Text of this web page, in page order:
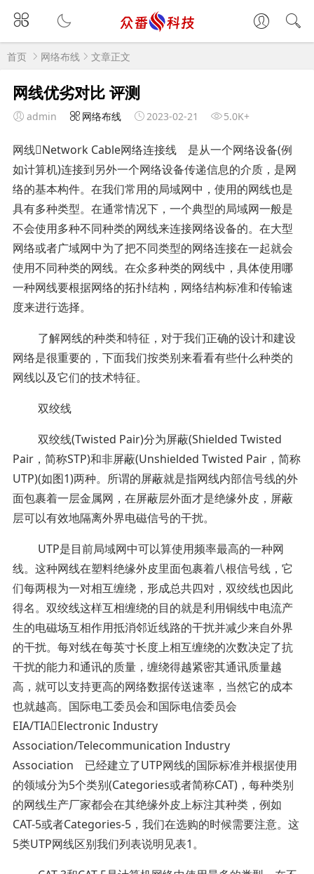
首页 网络布线 文章正文
网线优劣对比 评测
admin 网络布线 2023-02-21 5.0K+
网线Network Cable网络连接线 是从一个网络设备(例
如计算机)连接到另外一个网络设备传递信息的介质，是网
络的基本构件。在我们常用的局域网中，使用的网线也是
具有多种类型。在通常情况下，一个典型的局域网一般是
不会使用多种不同种类的网线来连接网络设备的。在大型
网络或者广域网中为了把不同类型的网络连接在一起就会
使用不同种类的网线。在众多种类的网线中，具体使用哪
一种网线要根据网络的拓扑结构，网络结构标准和传输速
度来进行选择。
了解网线的种类和特征，对于我们正确的设计和建设
网络是很重要的，下面我们按类别来看看有些什么种类的
网线以及它们的技术特征。
双绞线
双绞线(Twisted Pair)分为屏蔽(Shielded Twisted
Pair，简称STP)和非屏蔽(Unshielded Twisted Pair，简称
UTP)(如图1)两种。所谓的屏蔽就是指网线内部信号线的外
面包裹着一层金属网，在屏蔽层外面才是绝缘外皮，屏蔽
层可以有效地隔离外界电磁信号的干扰。
UTP是目前局域网中可以算使用频率最高的一种网
线。这种网线在塑料绝缘外皮里面包裹着八根信号线，它
们每两根为一对相互缠绕，形成总共四对，双绞线也因此
得名。双绞线这样互相缠绕的目的就是利用铜线中电流产
生的电磁场互相作用抵消邻近线路的干扰并减少来自外界
的干扰。每对线在每英寸长度上相互缠绕的次数决定了抗
干扰的能力和通讯的质量，缠绕得越紧密其通讯质量越
高，就可以支持更高的网络数据传送速率，当然它的成本
也就越高。国际电工委员会和国际电信委员会
EIA/TIAElectronic Industry
Association/Telecommunication Industry
Association 已经建立了UTP网线的国际标准并根据使用
的领域分为5个类别(Categories或者简称CAT)，每种类别
的网线生产厂家都会在其绝缘外皮上标注其种类，例如
CAT-5或者Categories-5，我们在选购的时候需要注意。这
5类UTP网线区别我们列表说明见表1。